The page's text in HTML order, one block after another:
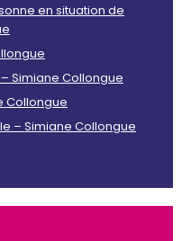
en situation de
Simiane Collongue
Collongue
– Simiane Collongue